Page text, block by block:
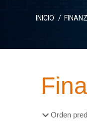
Estás aquí:
INICIO